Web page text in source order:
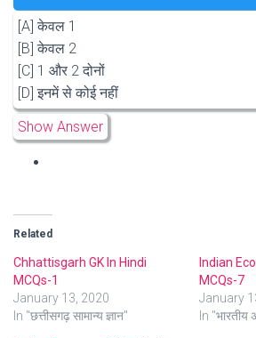
[A] केवल 1
[B] केवल 2
[C] 1 और 2 दोनों
[D] इनमें से कोई नहीं
Show Answer
Related
Chhattisgarh GK In Hindi
MCQs-1
January 13, 2020
In "छत्तीसगढ़ सामान्य ज्ञान"
Indian
MCQs-7
January
In "भारतीय